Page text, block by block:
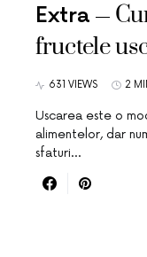
Extra
fructele
631 VIEWS 2
Uscarea este o
alimentelor, dar
sfaturi…